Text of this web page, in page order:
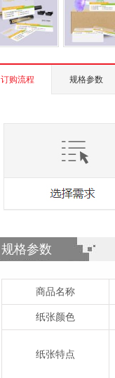
订购流程 规格参数
规格参数
商品名称
纸张颜色
纸张特点